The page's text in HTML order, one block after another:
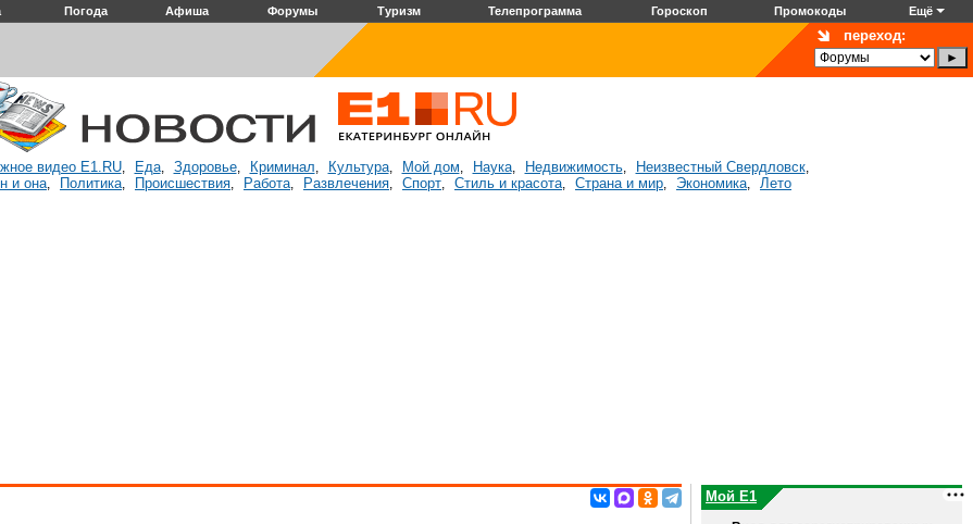
Погода Афиша Форумы Туризм Телепрограмма Гороскоп Промокоды Ещё
переход:
видео E1.RU, Еда, Здоровье, Криминал, Культура, Мой дом, Наука, Недвижимость, Неизвестный Свердловск,
и она, Политика, Происшествия, Работа, Развлечения, Спорт, Стиль и красота, Страна и мир, Экономика, Лето
Мой E1